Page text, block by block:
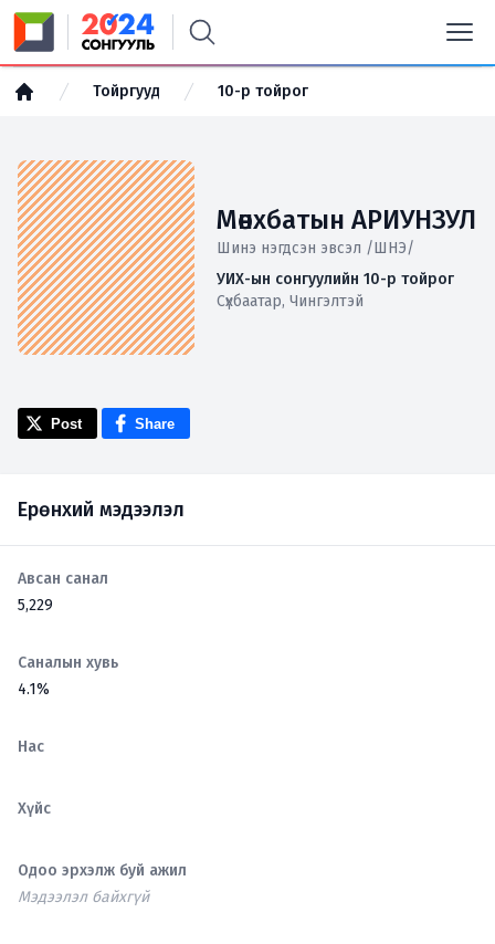
Тойргууд 10-р тойрог
Мөнхбатын АРИУНЗУЛ
Шинэ нэгдсэн эвсэл /ШНЭ/
УИХ-ын сонгуулийн 10-р тойрог
Сүхбаатар, Чингэлтэй
Post Share
Ерөнхий мэдээлэл
Авсан санал
5,229
Саналын хувь
4.1%
Нас
Хүйс
Одоо эрхэлж буй ажил
Мэдээлэл байхгүй